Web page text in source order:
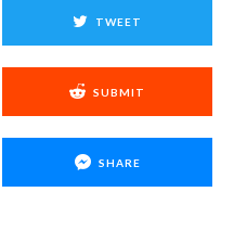
TWEET
SUBMIT
SHARE